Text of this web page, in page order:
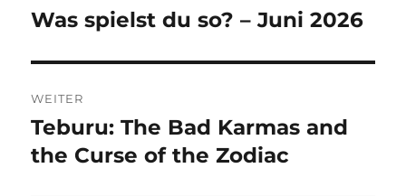
Vorheriger
Was spielst du so? – Juni 2026
WEITER
Nächster
Beitrag:
Teburu: The Bad Karmas and
the Curse of the Zodiac